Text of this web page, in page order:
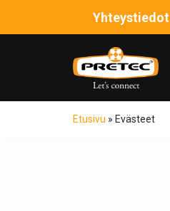
Yhteystiedot
Etusivu » Evästeet